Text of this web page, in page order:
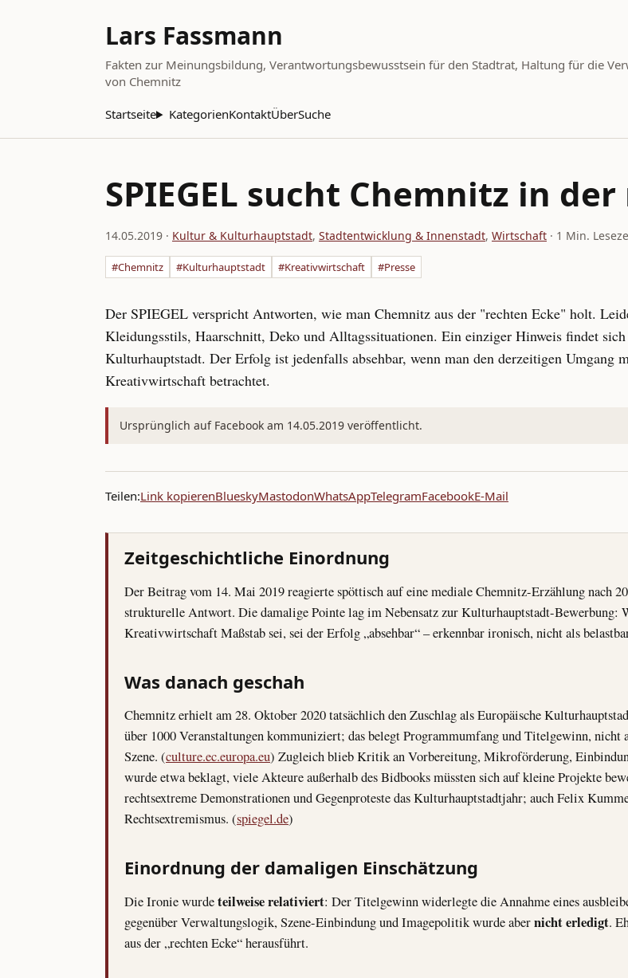
Lars Fassmann
Fakten zur Meinungsbildung, Verantwortungsbewusstsein für den Stadtrat, Haltung für die
von Chemnitz
Startseite KategorienKontaktÜberSuche
SPIEGEL sucht Chemnitz in
14.05.2019 · Kultur & Kulturhauptstadt, Stadtentwicklung & Innenstadt, Wirtschaft · 1 Min.
#Chemnitz #Kulturhauptstadt #Kreativwirtschaft #Presse
Der SPIEGEL verspricht Antworten, wie man Chemnitz aus der "rechten Ecke" holt.
Kleidungsstils, Haarschnitt, Deko und Alltagssituationen. Ein einziger Hinweis findet
Kulturhauptstadt. Der Erfolg ist jedenfalls absehbar, wenn man den derzeitigen Umgang
Kreativwirtschaft betrachtet.
Ursprünglich auf Facebook am 14.05.2019 veröffentlicht.
Teilen:Link kopierenBlueskyMastodonWhatsAppTelegramFacebookE-Mail
Zeitgeschichtliche Einordnung
Der Beitrag vom 14. Mai 2019 reagierte spöttisch auf eine mediale Chemnitz-Erzählung nach
strukturelle Antwort. Die damalige Pointe lag im Nebensatz zur Kulturhauptstadt-Bewerbung:
Kreativwirtschaft Maßstab sei, sei der Erfolg „absehbar“ – erkennbar ironisch, nicht als
Was danach geschah
Chemnitz erhielt am 28. Oktober 2020 tatsächlich den Zuschlag als Europäische
über 1000 Veranstaltungen kommuniziert; das belegt Programmumfang und Titelgewinn,
Szene. (culture.ec.europa.eu) Zugleich blieb Kritik an Vorbereitung, Mikroförderung,
wurde etwa beklagt, viele Akteure außerhalb des Bidbooks müssten sich auf kleine Projekte
rechtsextreme Demonstrationen und Gegenproteste das Kulturhauptstadtjahr; auch Felix
Rechtsextremismus. (spiegel.de)
Einordnung der damaligen Einschätzung
Die Ironie wurdeteilweise relativiert: Der Titelgewinn widerlegte die Annahme eines
gegenüber Verwaltungslogik, Szene-Einbindung und Imagepolitik wurde abernicht erledigt.
aus der „rechten Ecke“ herausführt.